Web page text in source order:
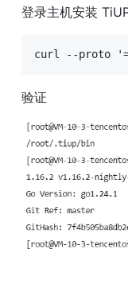
登录主机安装
curl --proto
验证